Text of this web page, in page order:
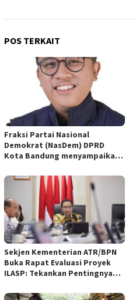
POS TERKAIT
Fraksi Partai Nasional
Demokrat (NasDem) DPRD
Kota Bandung menyampaikan
empat Rancangan Peraturan
Daerah (Raperda) yang
diajukan Pemerintah Kota
Bandung
Sekjen Kementerian ATR/BPN
Buka Rapat Evaluasi Proyek
ILASP: Tekankan Pentingnya
Anggaran